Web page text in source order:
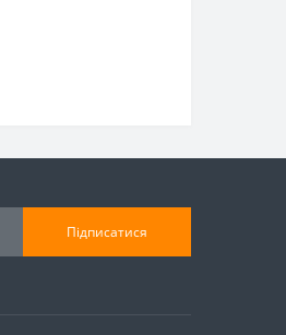
Підписатися